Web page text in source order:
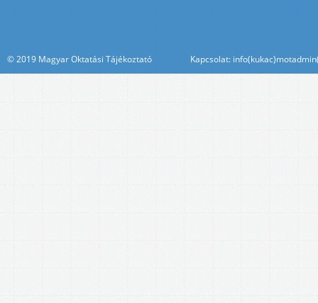
© 2019 Magyar Oktatási Tájékoztató Kapcsolat: